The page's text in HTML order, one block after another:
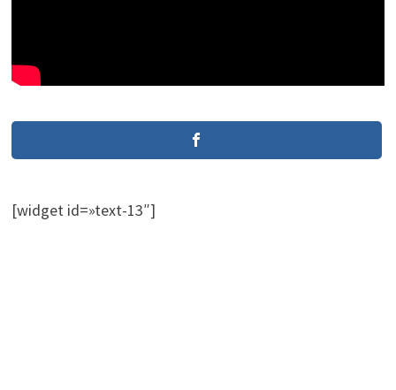
[widget id=»text-13″]